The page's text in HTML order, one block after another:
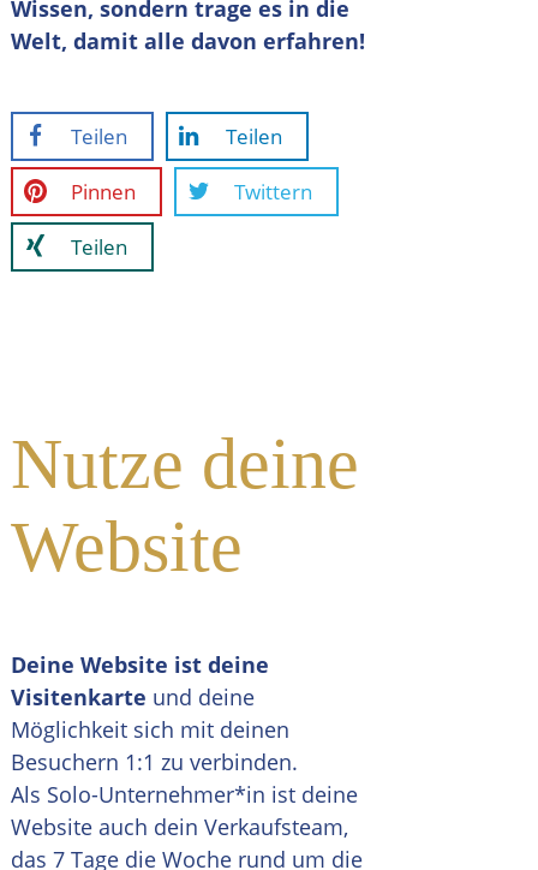
Wissen, sondern trage es in die
Welt, damit alle davon erfahren!
Teilen
Teilen
Pinnen
Twittern
Teilen
Nutze deine
Website
Deine Website ist deine
Visitenkarte und deine
Möglichkeit sich mit deinen
Besuchern 1:1 zu verbinden.
Als Solo-Unternehmer*in ist deine
Website auch dein Verkaufsteam,
das 7 Tage die Woche rund um die